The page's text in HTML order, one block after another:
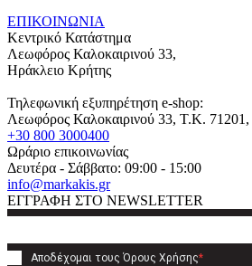
ΕΠΙΚΟΙΝΩΝΙΑ
Κεντρικό Κατάστημα
Λεωφόρος Καλοκαιρινού 33,
Ηράκλειο Κρήτης
Τηλεφωνική εξυπηρέτηση e-shop:
Λεωφόρος Καλοκαιρινού 33, T.K. 71201,
+30 800 3000400
Ωράριο επικοινωνίας
Δευτέρα - Σάββατο: 09:00 - 15:00
info@markakis.gr
ΕΓΓΡΑΦΗ ΣΤΟ NEWSLETTER
Αποδέχομαι τους Όρους Χρήσης*